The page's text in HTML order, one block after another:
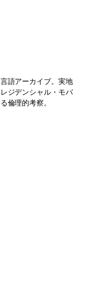
語アーカイブ。実地
ジデンシャル・モバ
倫理的考察。